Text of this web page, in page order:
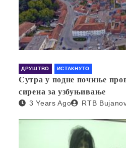
ДРУШТВО ИСТАКНУТО
Сутра у подне почиње
сирена за узбуњивање
3 Years Ago RTB